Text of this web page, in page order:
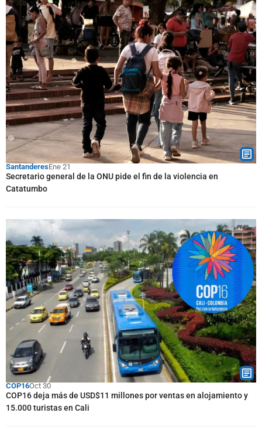
SantanderesEne 21
Secretario general de la ONU pide el fin de la violencia en
Catatumbo
COP16Oct 30
COP16 deja más de USD$11 millones por ventas en alojamiento y
15.000 turistas en Cali